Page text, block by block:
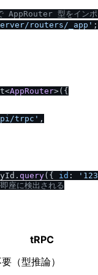
AppRouter 型をインポ
/ routers/ _app'
AppRouter>({
/trpc' ,
. query({ id :
座に検出される
tRPC
（型推論）